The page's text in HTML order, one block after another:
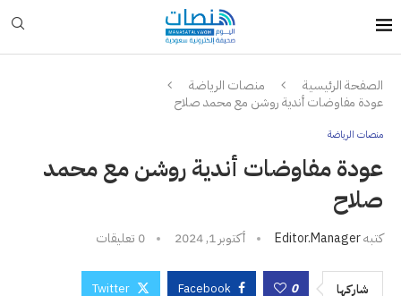
الصفحة الرئيسية
منصات الرياضة
عودة مفاوضات أندية روشن مع محمد صلاح
منصات الرياضة
عودة مفاوضات أندية روشن مع محمد
صلاح
كتبهEditor.manager أكتوبر 1, 2024 0 تعليقات
شاركها 0
Facebook
Twitter